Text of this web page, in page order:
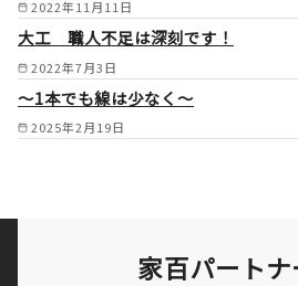
2022年11月11日
2022年7月3日
大工 職人不足は深刻です！
2025年2月19日
～1本でも線は少なく～
家百パート